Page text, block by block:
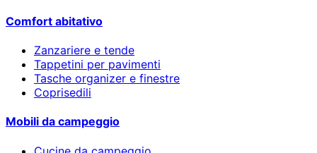
Comfort abitativo
Zanzariere e tende
Tappetini per pavimenti
Tasche organizer e finestre
Coprisedili
Mobili da campeggio